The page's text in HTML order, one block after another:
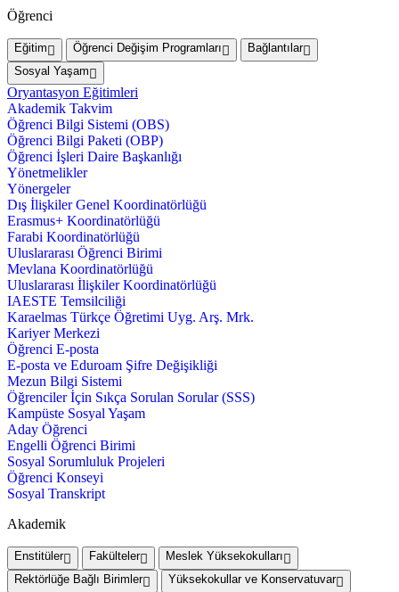
Öğrenci
Eğitim Öğrenci Değişim Programları
Bağlantılar
Sosyal Yaşam
Oryantasyon Eğitimleri
Akademik Takvim
Öğrenci Bilgi Sistemi (OBS)
Öğrenci Bilgi Paketi (OBP)
Öğrenci İşleri Daire Başkanlığı
Yönetmelikler
Yönergeler
Dış İlişkiler Genel Koordinatörlüğü
Erasmus+ Koordinatörlüğü
Farabi Koordinatörlüğü
Uluslararası Öğrenci Birimi
Mevlana Koordinatörlüğü
Uluslararası İlişkiler Koordinatörlüğü
IAESTE Temsilciliği
Karaelmas Türkçe Öğretimi Uyg. Arş. Mrk.
Kariyer Merkezi
Öğrenci E-posta
E-posta ve Eduroam Şifre Değişikliği
Mezun Bilgi Sistemi
Öğrenciler İçin Sıkça Sorulan Sorular (SSS)
Kampüste Sosyal Yaşam
Aday Öğrenci
Engelli Öğrenci Birimi
Sosyal Sorumluluk Projeleri
Öğrenci Konseyi
Sosyal Transkript
Akademik
Enstitüler Fakülteler
Meslek Yüksekokulları
Rektörlüğe Bağlı Birimler
Yüksekokullar ve Konservatuvar